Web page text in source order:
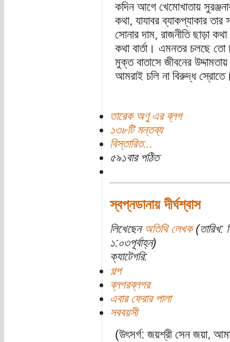
কদিন আগে খেমোখাতায়
কথা, যাযাবর ব্যাকপ্যাকার
সোনার দাম, রাজনীতি ছাড়া
কথা বার্তা। এমনতর চলছে
মুক্ত বাতাসে জীবনের
আমরাই চলি না বিরুদ্ধ
তারেক অণু এর ব্লগ
১৩৮টি মন্তব্য
বিস্তারিত...
৫৯১বার পঠিত
স্বপ্নডানায় দীর্ঘশ্বাস
লিখেছেন অতিথি লেখক(তারিখ:
১:০৩পূর্বাহ্ন)
ক্যাটেগরি:
গল্প
ব্লগরব্লগর
এবার ফেরার পালা
সববয়সী
(উৎসর্গ: জয়শ্রী সেন জয়া,